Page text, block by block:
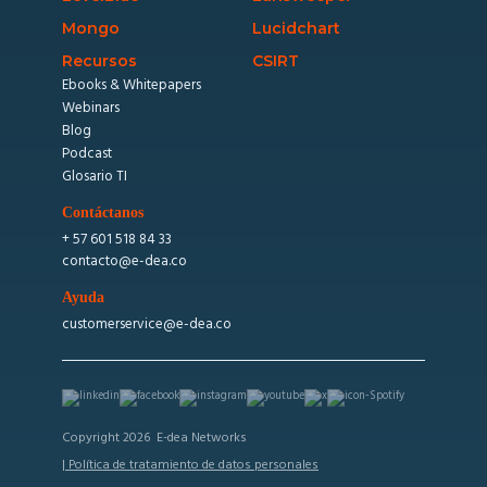
Mongo
Lucidchart
Recursos
Ebooks & Whitepapers
Webinars
Blog
Podcast
Glosario TI
CSIRT
Contáctanos
+ 57 601 518 84 33
contacto@e-dea.co
Ayuda
customerservice@e-dea.co
Copyright 2026 E-dea Networks
| Política de tratamiento de datos personales